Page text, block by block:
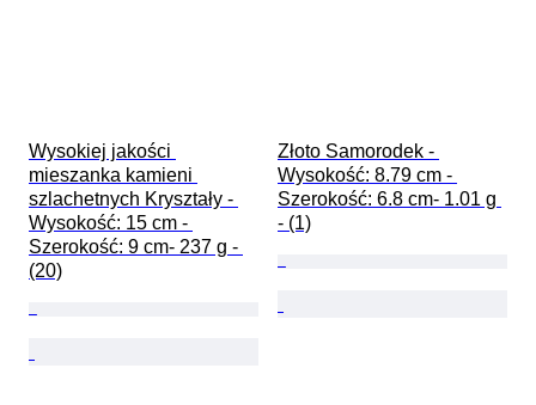
Wysokiej jakości
mieszanka kamieni
szlachetnych Kryształy -
Wysokość: 15 cm -
Szerokość: 9 cm- 237 g -
(20)
Złoto Samorodek -
Wysokość: 8.79 cm -
Szerokość: 6.8 cm- 1.01 g
- (1)